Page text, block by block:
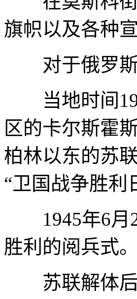
旗帜以及各种
对于俄罗斯
当地时间
区的卡尔斯霍
柏林以东的苏
“卫国战争胜利
1945年6月
胜利的阅兵式。
苏联解体后